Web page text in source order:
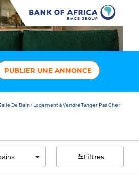
PUBLIER UNE ANNONCE
De Bain / Logement à Vendre Tanger Pas Cher
Filtres